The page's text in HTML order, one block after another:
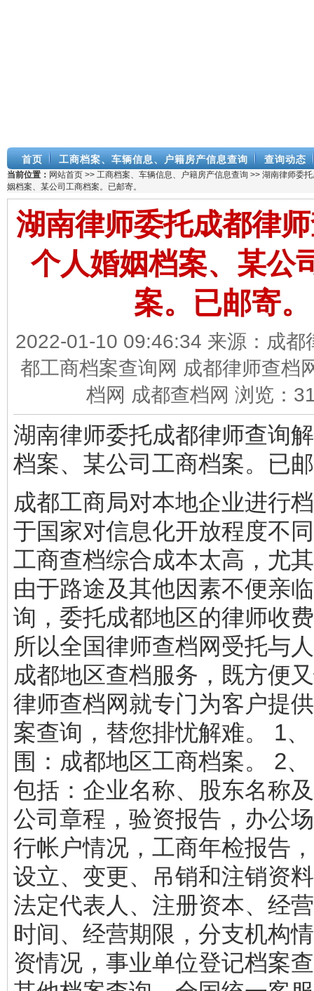
首页 工商档案、车辆信息、户籍房产信息查询 查询动态
当前位置： 网站首页 >> 工商档案、车辆信息、户籍房产信息查询 >> 湖南律师委
姻档案、某公司工商档案。已邮寄。
湖南律师委托成都律
个人婚姻档案、某公
案。已邮寄。
2022-01-10 09:46:34 来源：成都
都工商档案查询网 成都律师查档
档网 成都查档网 浏览：
湖南律师委托成都律师查询
档案、某公司工商档案。已
成都工商局对本地企业进行
于国家对信息化开放程度不
工商查档综合成本太高，尤
由于路途及其他因素不便亲
询，委托成都地区的律师收
所以全国律师查档网受托与
成都地区查档服务，既方便
律师查档网就专门为客户提
案查询，替您排忧解难。 1
围：成都地区工商档案。 2
包括：企业名称、股东名称
公司章程，验资报告，办公
行帐户情况，工商年检报告
设立、变更、吊销和注销资
法定代表人、注册资本、经
时间、经营期限，分支机构
资情况，事业单位登记档案